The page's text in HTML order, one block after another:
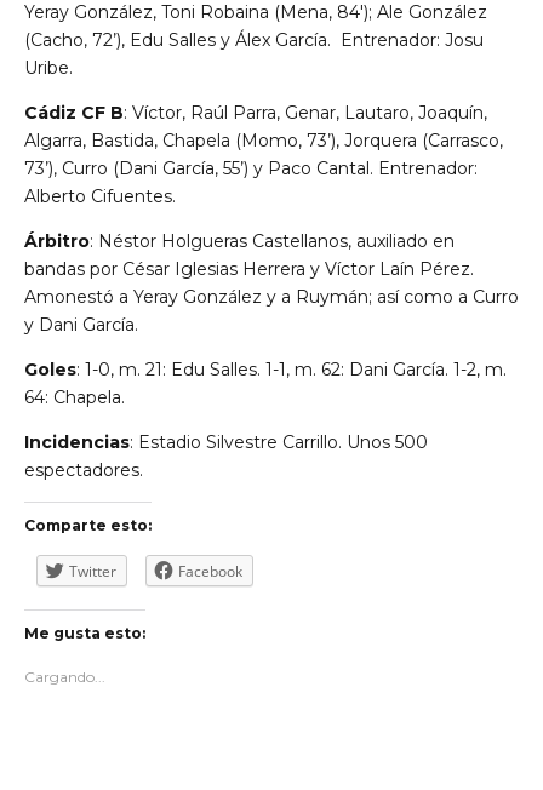
Yeray González, Toni Robaina (Mena, 84′); Ale González
(Cacho, 72’), Edu Salles y Álex García. Entrenador: Josu
Uribe.
Cádiz CF B: Víctor, Raúl Parra, Genar, Lautaro, Joaquín,
Algarra, Bastida, Chapela (Momo, 73’), Jorquera (Carrasco,
73’), Curro (Dani García, 55’) y Paco Cantal. Entrenador:
Alberto Cifuentes.
Árbitro: Néstor Holgueras Castellanos, auxiliado en
bandas por César Iglesias Herrera y Víctor Laín Pérez.
Amonestó a Yeray González y a Ruymán; así como a Curro
y Dani García.
Goles: 1-0, m. 21: Edu Salles. 1-1, m. 62: Dani García. 1-2, m.
64: Chapela.
Incidencias: Estadio Silvestre Carrillo. Unos 500
espectadores.
Comparte esto:
Twitter Facebook
Me gusta esto:
Cargando...